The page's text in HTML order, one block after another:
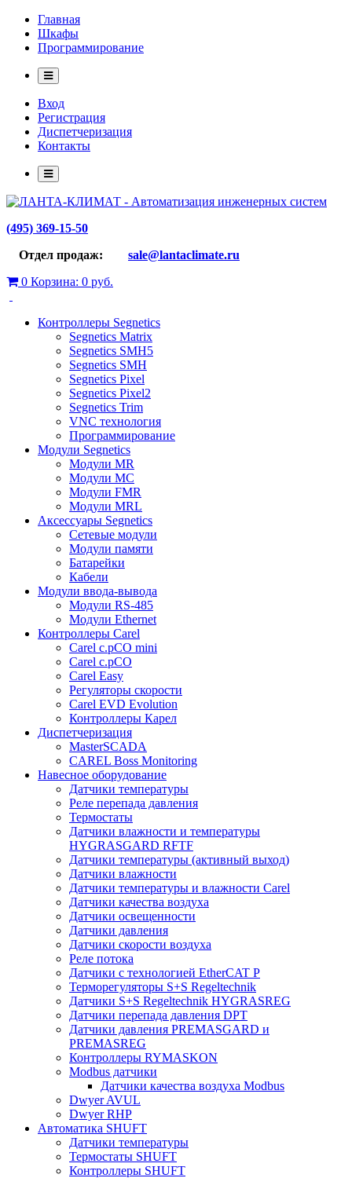
Главная
Шкафы
Программирование
Вход
Регистрация
Диспетчеризация
Контакты
(495) 369-15-50
Отдел продаж: sale@lantaclimate.ru
0 Корзина: 0 руб.
Контроллеры Segnetics
Segnetics Matrix
Segnetics SMH5
Segnetics SMH
Segnetics Pixel
Segnetics Pixel2
Segnetics Trim
VNC технология
Программирование
Модули Segnetics
Модули MR
Модули MC
Модули FMR
Модули MRL
Аксессуары Segnetics
Сетевые модули
Модули памяти
Батарейки
Кабели
Модули ввода-вывода
Модули RS-485
Модули Ethernet
Контроллеры Carel
Carel c.pCO mini
Carel c.pCO
Carel Easy
Регуляторы скорости
Carel EVD Evolution
Контроллеры Карел
Диспетчеризация
MasterSCADA
CAREL Boss Monitoring
Навесное оборудование
Датчики температуры
Реле перепада давления
Термостаты
Датчики влажности и температуры
HYGRASGARD RFTF
Датчики температуры (активный выход)
Датчики влажности
Датчики температуры и влажности Carel
Датчики качества воздуха
Датчики освещенности
Датчики давления
Датчики скорости воздуха
Реле потока
Датчики с технологией EtherCAT P
Терморегуляторы S+S Regeltechnik
Датчики S+S Regeltechnik HYGRASREG
Датчики перепада давления DPT
Датчики давления PREMASGARD и
PREMASREG
Контроллеры RYMASKON
Modbus датчики
Датчики качества воздуха Modbus
Dwyer AVUL
Dwyer RHP
Автоматика SHUFT
Датчики температуры
Термостаты SHUFT
Контроллеры SHUFT